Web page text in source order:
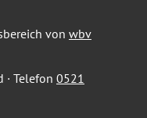
von wbv
· Telefon 0521